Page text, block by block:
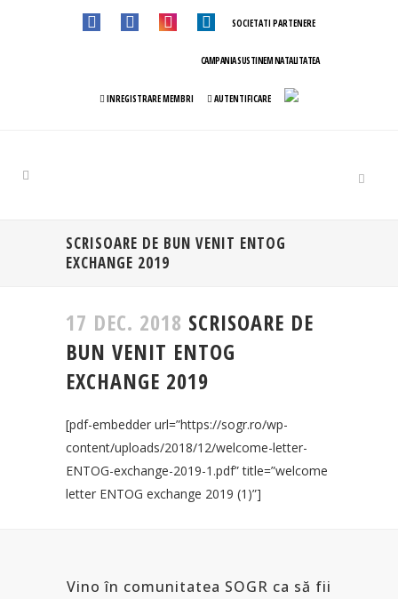
SOCIETATI PARTENERE
CAMPANIA SUSTINEM NATALITATEA
INREGISTRARE MEMBRI AUTENTIFICARE
SCRISOARE DE BUN VENIT ENTOG
EXCHANGE 2019
17 DEC. 2018 SCRISOARE DE
BUN VENIT ENTOG
EXCHANGE 2019
[pdf-embedder url=”https://sogr.ro/wp-
content/uploads/2018/12/welcome-letter-
ENTOG-exchange-2019-1.pdf” title=”welcome
letter ENTOG exchange 2019 (1)”]
Vino în comunitatea SOGR ca să fii